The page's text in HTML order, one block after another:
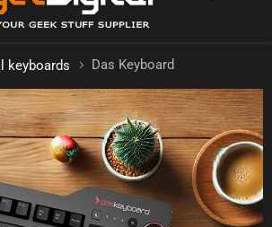
keyboards Das Keyboard